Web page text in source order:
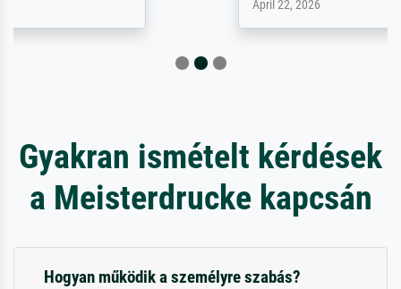
Gyakran ismételt kérdések
a Meisterdrucke kapcsán
Hogyan működik a személyre szabás?